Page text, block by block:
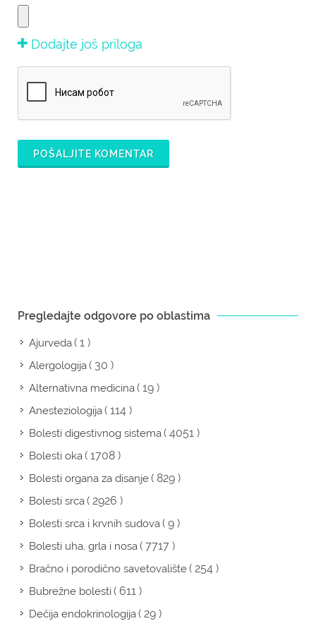
Dodajte još priloga
POŠALJITE KOMENTAR
Pregledajte odgovore po oblastima
Ajurveda( 1 )
Alergologija( 30 )
Alternativna medicina( 19 )
Anesteziologija( 114 )
Bolesti digestivnog sistema( 4051 )
Bolesti oka( 1708 )
Bolesti organa za disanje( 829 )
Bolesti srca( 2926 )
Bolesti srca i krvnih sudova( 9 )
Bolesti uha, grla i nosa( 7717 )
Bračno i porodično savetovalište( 254 )
Bubrežne bolesti( 611 )
Dečija endokrinologija( 29 )